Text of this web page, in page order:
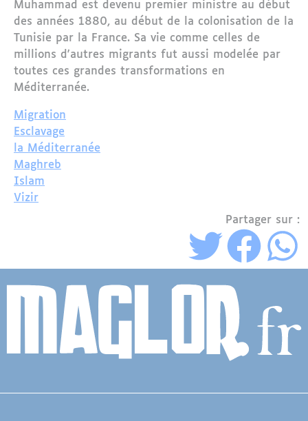
Muhammad est devenu premier ministre au début
des années 1880, au début de la colonisation de la
Tunisie par la France. Sa vie comme celles de
millions d'autres migrants fut aussi modelée par
toutes ces grandes transformations en
Méditerranée.
Migration
Esclavage
la Méditerranée
Maghreb
Islam
Vizir
Partager sur :